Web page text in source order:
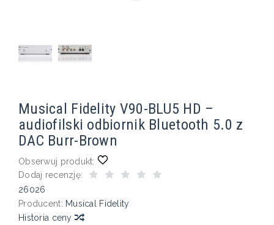
Musical Fidelity V90-BLU5 HD –
audiofilski odbiornik Bluetooth 5.0 z
DAC Burr-Brown
Obserwuj produkt:
Dodaj recenzję:
26026
Producent: Musical Fidelity
Historia ceny